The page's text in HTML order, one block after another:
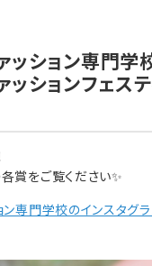
ッション専門学
ッションフェス
賞をご覧ください✨
ン専門学校のインスタグ